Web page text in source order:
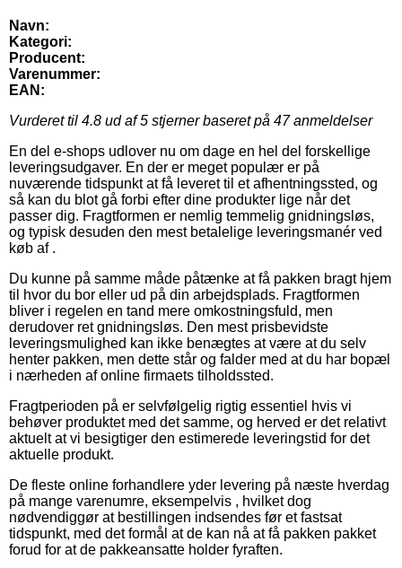
Navn:
Kategori:
Producent:
Varenummer:
EAN:
Vurderet til 4.8 ud af 5 stjerner baseret på 47anmeldelser
En del e-shops udlover nu om dage en hel del forskellige
leveringsudgaver. En der er meget populær er på
nuværende tidspunkt at få leveret til et afhentningssted, og
så kan du blot gå forbi efter dine produkter lige når det
passer dig. Fragtformen er nemlig temmelig gnidningsløs,
og typisk desuden den mest betalelige leveringsmanér ved
køb af .
Du kunne på samme måde påtænke at få pakken bragt hjem
til hvor du bor eller ud på din arbejdsplads. Fragtformen
bliver i regelen en tand mere omkostningsfuld, men
derudover ret gnidningsløs. Den mest prisbevidste
leveringsmulighed kan ikke benægtes at være at du selv
henter pakken, men dette står og falder med at du har bopæl
i nærheden af online firmaets tilholdssted.
Fragtperioden på er selvfølgelig rigtig essentiel hvis vi
behøver produktet med det samme, og herved er det relativt
aktuelt at vi besigtiger den estimerede leveringstid for det
aktuelle produkt.
De fleste online forhandlere yder levering på næste hverdag
på mange varenumre, eksempelvis , hvilket dog
nødvendiggør at bestillingen indsendes før et fastsat
tidspunkt, med det formål at de kan nå at få pakken pakket
forud for at de pakkeansatte holder fyraften.